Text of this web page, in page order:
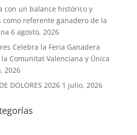
con un balance histórico y
como referente ganadero de la
6 agosto, 2026
Celebra la Feria Ganadera
Comunitat Valenciana y Única
2026
DOLORES 2026 1 julio, 2026